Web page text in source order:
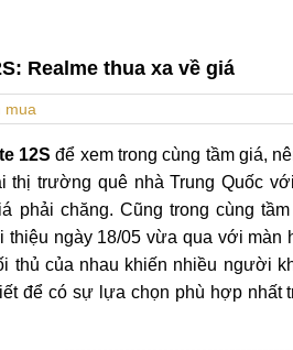
Realme thua xa về giá
mua
12S để xem trong cùng tầm giá,
thị trường quê nhà Trung Quốc
phải chăng. Cũng trong cùng
ngày 18/05 vừa qua với màn
thủ của nhau khiến nhiều người
để có sự lựa chọn phù hợp nhất